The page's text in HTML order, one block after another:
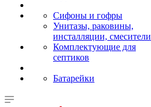
Сифоны и гофры
Унитазы, раковины,
инсталляции, смесители
Комплектующие для
септиков
Батарейки